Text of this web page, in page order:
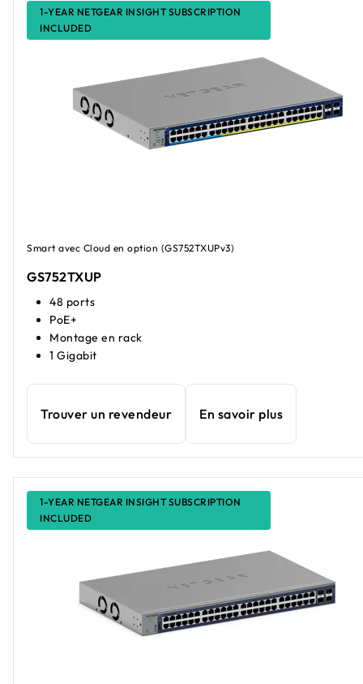
1-YEAR NETGEAR INSIGHT SUBSCRIPTION
INCLUDED
Smart avec Cloud en option (GS752TXUPv3)
GS752TXUP
48 ports
PoE+
Montage en rack
1 Gigabit
Trouver un revendeur En savoir plus
1-YEAR NETGEAR INSIGHT SUBSCRIPTION
INCLUDED